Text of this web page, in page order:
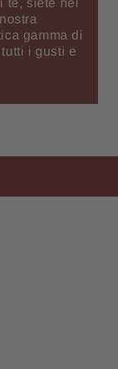
gamma di
i gusti e